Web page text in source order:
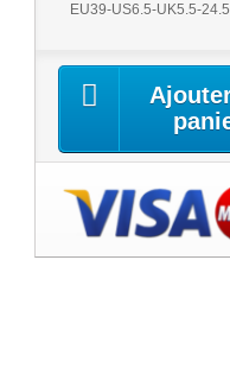
EU39-US6.5-UK5.5-